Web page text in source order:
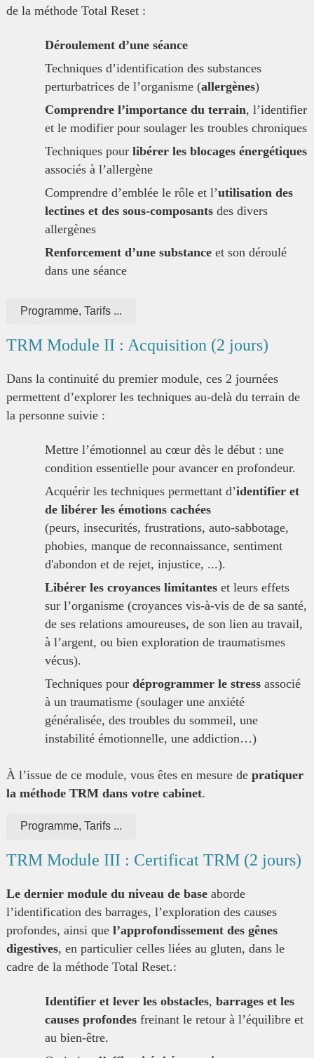
de la méthode Total Reset :
Déroulement d’une séance
Techniques d’identification des substances
perturbatrices de l’organisme (allergènes)
Comprendre l’importance du terrain, l’identifier
et le modifier pour soulager les troubles chroniques
Techniques pour libérer les blocages énergétiques
associés à l’allergène
Comprendre d’emblée le rôle et l’utilisation des
lectines et des sous-composants des divers
allergènes
Renforcement d’une substanceet son déroulé
dans une séance
Programme, Tarifs ...
TRM Module II : Acquisition (2 jours)
Dans la continuité du premier module, ces 2 journées
permettent d’explorer les techniques au-delà du terrain de
la personne suivie :
Mettre l’émotionnel au cœur dès le début : une
condition essentielle pour avancer en profondeur.
Acquérir les techniques permettant d’identifier et
de libérer les émotions cachées
(peurs, insecurités, frustrations, auto-sabbotage,
phobies, manque de reconnaissance, sentiment
d'abondon et de rejet, injustice, ...).
Libérer les croyances limitanteset leurs effets
sur l’organisme (croyances vis-à-vis de de sa santé,
de ses relations amoureuses, de son lien au travail,
à l’argent, ou bien exploration de traumatismes
vécus).
Techniques pour déprogrammer le stressassocié
à un traumatisme (soulager une anxiété
généralisée, des troubles du sommeil, une
instabilité émotionnelle, une addiction…)
À l’issue de ce module, vous êtes en mesure de pratiquer
la méthode TRM dans votre cabinet.
Programme, Tarifs ...
TRM Module III : Certificat TRM (2 jours)
Le dernier module du niveau de baseaborde
l’identification des barrages, l’exploration des causes
profondes, ainsi que l’approfondissement des gênes
digestives, en particulier celles liées au gluten, dans le
cadre de la méthode Total Reset.:
Identifier et lever les obstacles, barrages et les
causes profondes freinant le retour à l’équilibre et
au bien-être.